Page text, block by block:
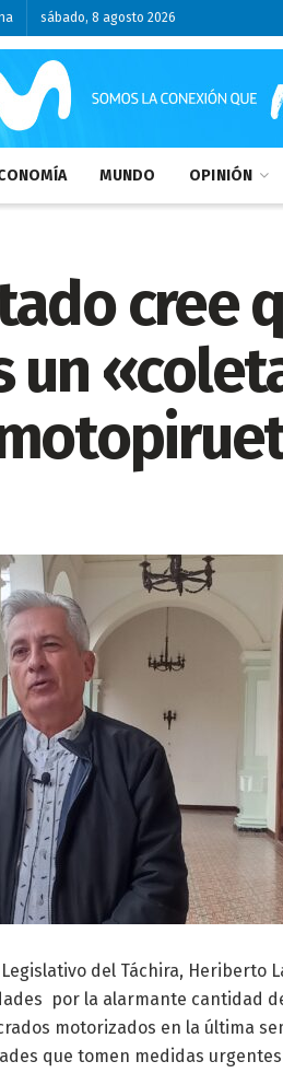
sábado, 8 agosto 2026
MUNDO OPINIÓN
cree
un
del Táchira, Heriberto
por la alarmante cantidad
motorizados en la última
que tomen medidas